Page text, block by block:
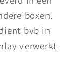
boxen.
bvb in
verwerkt